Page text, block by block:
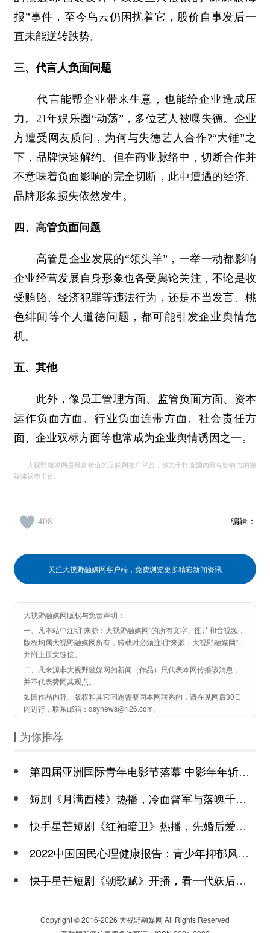
报”事件，至今乌云仍困扰着它，股价自事发后一
直未能逆转跌势。
三、代言人负面问题
代言能帮企业带来生意，也能给企业造成压
力。21年娱乐圈“动荡”，多位艺人被曝失德。企业
方遭受网友质问，为何与失德艺人合作?“大锤”之
下，品牌快速解约。但在商业脉络中，切断合作并
不意味着负面影响的完全切断，此中遭遇的经济、
品牌形象损失依然发生。
四、高管负面问题
高管是企业发展的“领头羊”，一举一动都影响
企业经营发展自身形象也备受舆论关注，不论是收
受贿赂、经济犯罪等违法行为，还是不当发言、桃
色绯闻等个人道德问题，都可能引发企业舆情危
机。
五、其他
此外，像员工管理方面、监管负面方面、资本
运作负面方面、行业负面连带方面、社会责任方
面、企业双标方面等也常成为企业舆情诱因之一。
大视野融媒网是最富价值的互联网推广平台，致力于打造国内最有影响力的融
媒体发布平台。
编辑：
408
关注大视野融媒网客户端，免费浏览更多精彩新闻资讯
大视野融媒网版权与免责声明：
一、凡本站中注明“来源：大视野融媒网”的所有文字、图片和音视频，
版权均属大视野融媒网所有，转载时必须注明“来源：大视野融媒网”，
并附上原文链接。
二、凡来源非大视野融媒网的新闻（作品）只代表本网传播该消息，
并不代表赞同其观点。
如因作品内容、版权和其它问题需要同本网联系的，请在见网后30日
内进行，联系邮箱：dsynews@126.com。
为你推荐
第四届亚洲国际青年电影节落幕 中影年年斩获颇丰
短剧《月满西楼》热播，冷面督军与落魄千金谱写民国传奇
快手星芒短剧《红袖暗卫》热播，先婚后爱诠释别样浪漫
2022中国国民心理健康报告：青少年抑郁风险高于成年
快手星芒短剧《朝歌赋》开播，看一代妖后与心机皇上极限拉扯
Copyright © 2016-2026 大视野融媒网 All Rights Reserved